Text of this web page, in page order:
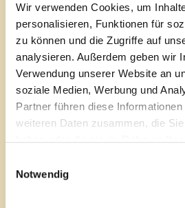
Wir verwenden Cookies, um
personalisieren, Funktionen für
zu können und die Zugriffe auf
analysieren. Außerdem geben wir
Verwendung unserer Website an
soziale Medien, Werbung und
Partner führen diese
weiteren Daten zusammen, die
haben oder die sie im Rahmen
Notwendig
Sägenplatz 1
A-6820 Frastanz, Österreich
Lageplan
T0043 5522 51534-0
F 0043 5522 51534-6
E-Mail an das Gemeindeamt
Veröffentlichungsportal